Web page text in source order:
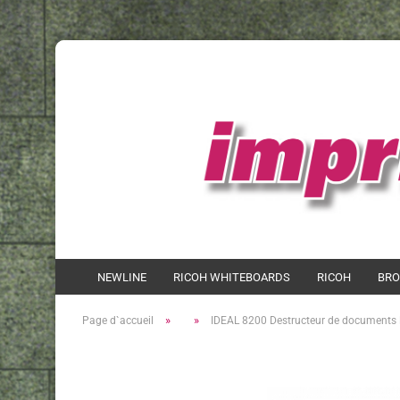
NEWLINE RICOH WHITEBOARDS RICOH
Page d`accueil » » IDEAL 8200 Destructeur de